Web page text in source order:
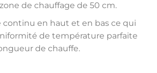
de chauffage de 50 cm.
continu en haut et en bas ce qui
de température parfaite
de chauffe.